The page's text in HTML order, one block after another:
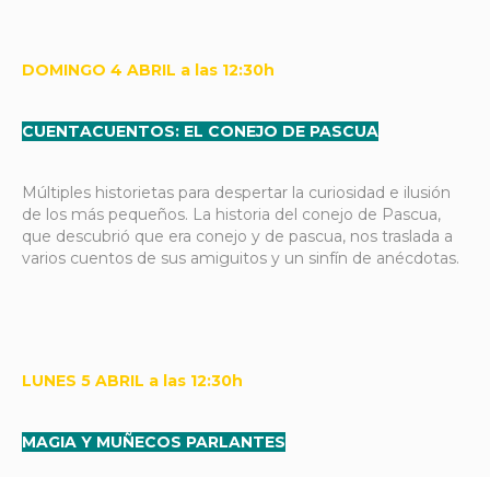
DOMINGO 4 ABRIL a las 12:30h
CUENTACUENTOS: EL CONEJO DE PASCUA
Múltiples historietas para despertar la curiosidad e ilusión
de los más pequeños. La historia del conejo de Pascua,
que descubrió que era conejo y de pascua, nos traslada a
varios cuentos de sus amiguitos y un sinfín de anécdotas.
LUNES 5 ABRIL a las 12:30h
MAGIA Y MUÑECOS PARLANTES